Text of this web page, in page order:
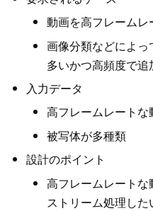
動画を高フレーム
画像分類などによ
多いかつ高頻度で追
入力データ
高フレームレートな
被写体が多種類
設計のポイント
高フレームレート
ストリーム処理した